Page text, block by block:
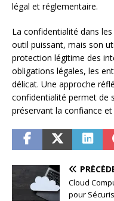
légal et réglementaire.
La confidentialité dans
outil puissant, mais son
protection légitime des
obligations légales, les
délicat. Une approche
confidentialité permet de
préservant la confiance
Cloud
pour